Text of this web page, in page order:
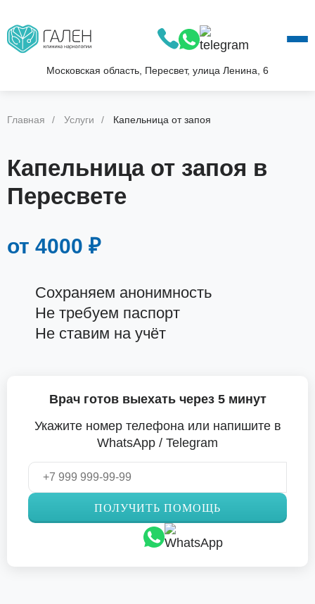
Московская область, Пересвет, улица Ленина, 6
О КЛИНИКЕ
УСЛУГИ
КОНТАКТЫ
Главная Услуги Капельница от запоя
Капельница от запоя в
Пересвете
от 4000 ₽
Сохраняем анонимность
Не требуем паспорт
Не ставим на учёт
Врач готов выехать через 5 минут
Укажите номер телефона или напишите в
WhatsApp / Telegram
ПОЛУЧИТЬ ПОМОЩЬ